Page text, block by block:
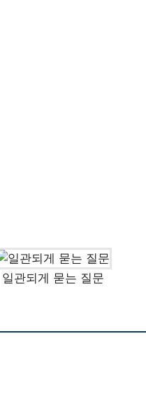
일관되게 묻는 질문